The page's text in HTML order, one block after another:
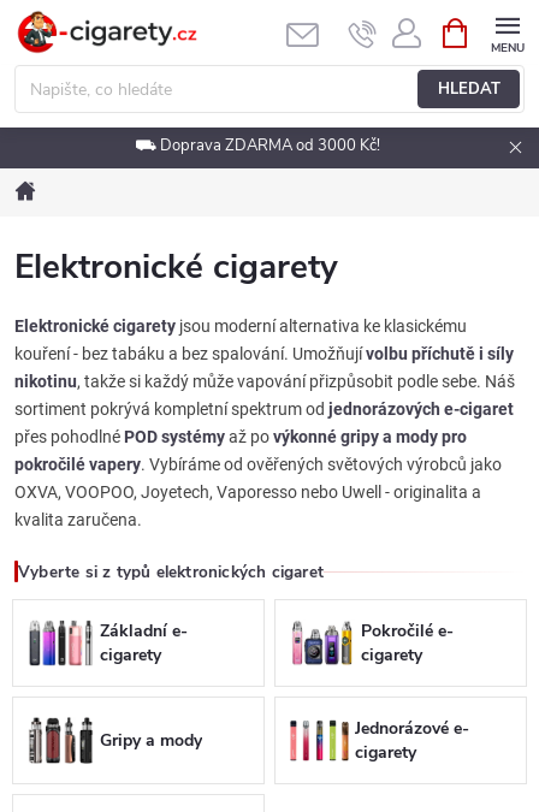
Přejít
obsah
HLEDAT
NÁKUPNÍ
KOŠÍK
⛟ Doprava ZDARMA od 3000 Kč!
Elektronické cigarety
Elektronické cigarety jsou moderní alternativa ke klasickému
kouření - bez tabáku a bez spalování. Umožňujívolbu příchutě i síly
nikotinu, takže si každý může vapování přizpůsobit podle sebe. Náš
sortiment pokrývá kompletní spektrum od jednorázových e-cigaret
přes pohodlné POD systémyaž povýkonné gripy a mody pro
pokročilé vapery. Vybíráme od ověřených světových výrobců jako
OXVA, VOOPOO, Joyetech, Vaporesso nebo Uwell - originalita a
kvalita zaručena.
Vyberte si z typů elektronických cigaret
Základní e-
cigarety
Pokročilé e-
cigarety
Gripy a mody
Jednorázové e-
cigarety